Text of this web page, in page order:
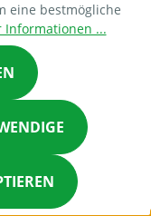
eine bestmögliche
Informationen ...